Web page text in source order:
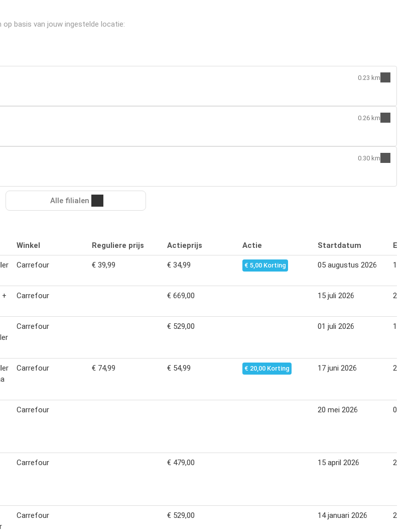
basis van jouw ingestelde locatie:
0.23 km
0.26 km
0.30 km
Alle filialen
Winkel Reguliere prijs Actieprijs Actie Startdatum
Carrefour € 39,99 € 34,99 € 5,00 Korting 05 augustus 2026 17
+
Carrefour € 669,00 15 juli 2026 27
Carrefour € 529,00 01 juli 2026 13
Carrefour € 74,99 € 54,99 € 20,00 Korting 17 juni 2026 29
Carrefour 20 mei 2026 01
Carrefour € 479,00 15 april 2026 27
Carrefour € 529,00 14 januari 2026 26